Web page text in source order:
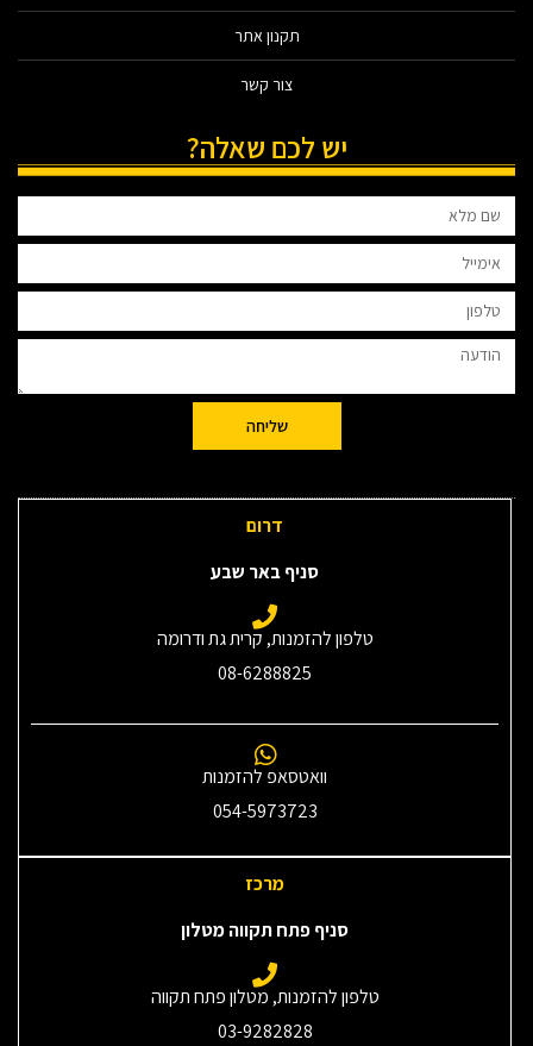
תקנון אתר
צור קשר
יש לכם שאלה?
שליחה
דרום
סניף באר שבע
טלפון להזמנות, קרית גת ודרומה
08-6288825
וואטסאפ להזמנות
054-5973723
מרכז
סניף פתח תקווה מטלון
טלפון להזמנות, מטלון פתח תקווה
03-9282828